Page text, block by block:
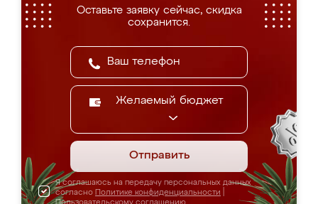
Оставьте заявку сейчас, скидка
сохранится.
Желаемый бюджет
Отправить
Я соглашаюсь на передачу персональных данных
согласно Политике конфиденциальности
Пользовательскому соглашению